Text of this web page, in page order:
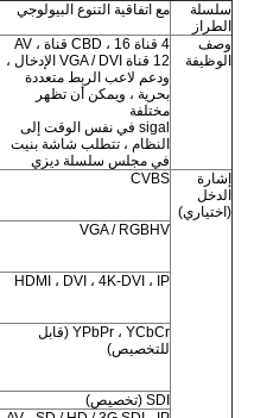
سلسلة
الطراز
مع اتفاقية التنوع البيولوجي
وصف
الوظيفة
4 قناة CBD ، 16 قناة AV ،
12 قناة VGA / DVI الإدخال ،
ودعم لاعب الربط متعددة
بحرية ، ويمكن أن تظهر
مختلفة
sigal في نفس الوقت إلى
النظام ، تتطلب شاشة بنيت
في مجلس سلسلة ديزي
إشارة
الدخل
(اختياري)
CVBS
VGA / RGBHV
HDMI ، DVI ، 4K-DVI ، IP
YPbPr ، YCbCr (قابل
للتخصيص)
SDI (تخصيص)